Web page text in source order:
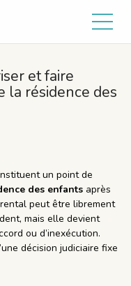
et faire
la résidence des
un point de
des enfants après
peut être librement
mais elle devient
ou d’inexécution.
décision judiciaire fixe